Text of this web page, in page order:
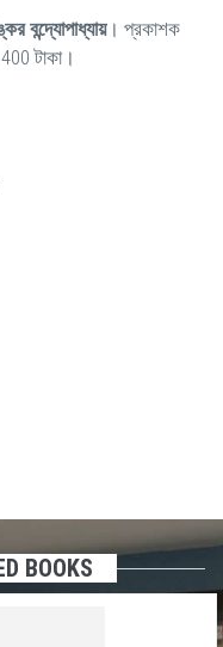
বন্দ্যোপাধ্যায়। প্রকাশক
টাকা।
BOOKS